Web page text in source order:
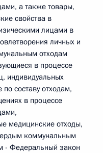
а также товары,
свойства в
лицами в
личных и
отходам
в процессе
индивидуальных
составу отходам,
в процессе
медицинские отходы,
коммунальным
- Федеральный закон